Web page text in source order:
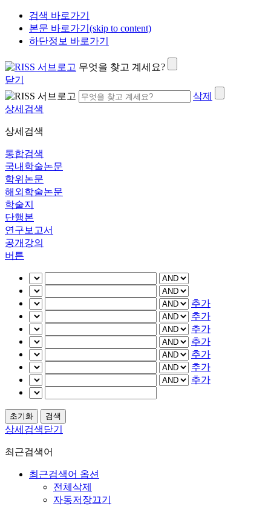
검색 바로가기
본문 바로가기(skip to content)
하단정보 바로가기
무엇을 찾고 계세요?
닫기
삭제
상세검색
상세검색
통합검색
국내학술논문
학위논문
해외학술논문
학술지
단행본
연구보고서
공개강의
버튼
추가
추가
추가
추가
추가
추가
추가
상세검색닫기
최근검색어
최근검색어 옵션
전체삭제
자동저장끄기